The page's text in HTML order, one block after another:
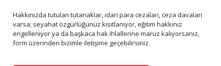
Hakkınızda tutulan tutanaklar, idari para cezaları, ceza davaları
varsa; seyahat özgürlüğünüz kısıtlanıyor, eğitim hakkınız
engelleniyor ya da başkaca hak ihlallerine maruz kalıyorsanız,
form üzerinden bizimle iletişime geçebilirsiniz.